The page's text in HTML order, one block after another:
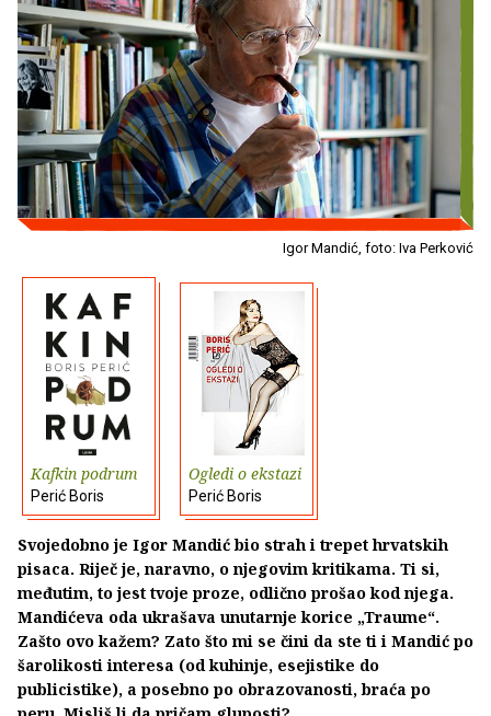
Igor Mandić, foto: Iva Perković
Kafkin podrum
Perić Boris
Ogledi o ekstazi
Perić Boris
Svojedobno je Igor Mandić bio strah i trepet hrvatskih
pisaca. Riječ je, naravno, o njegovim kritikama. Ti si,
međutim, to jest tvoje proze, odlično prošao kod njega.
Mandićeva oda ukrašava unutarnje korice „Traume“.
Zašto ovo kažem? Zato što mi se čini da ste ti i Mandić po
šarolikosti interesa (od kuhinje, esejistike do
publicistike), a posebno po obrazovanosti, braća po